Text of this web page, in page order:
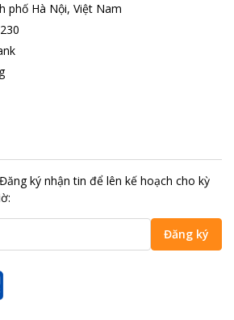
phố Hà Nội, Việt Nam
Đăng ký nhận tin để lên kế hoạch cho kỳ
:
Đăng ký